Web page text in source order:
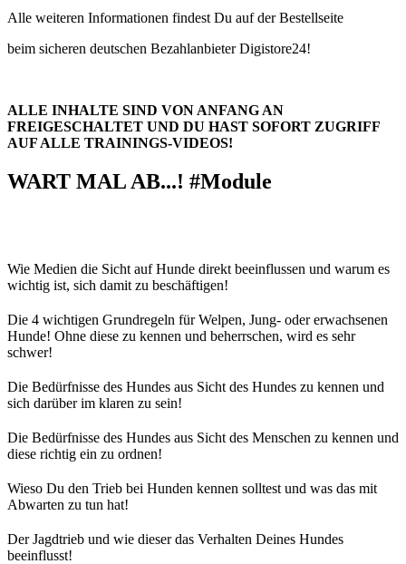
Alle weiteren Informationen findest Du auf der Bestellseite
beim sicheren deutschen Bezahlanbieter Digistore24!
ALLE INHALTE SIND VON ANFANG AN
FREIGESCHALTET UND DU HAST SOFORT ZUGRIFF
AUF ALLE TRAININGS-VIDEOS!
WART MAL AB...! #Module
Wie Medien die Sicht auf Hunde direkt beeinflussen und warum es
wichtig ist, sich damit zu beschäftigen!
Die 4 wichtigen Grundregeln für Welpen, Jung- oder erwachsenen
Hunde! Ohne diese zu kennen und beherrschen, wird es sehr
schwer!
Die Bedürfnisse des Hundes aus Sicht des Hundes zu kennen und
sich darüber im klaren zu sein!
Die Bedürfnisse des Hundes aus Sicht des Menschen zu kennen und
diese richtig ein zu ordnen!
Wieso Du den Trieb bei Hunden kennen solltest und was das mit
Abwarten zu tun hat!
Der Jagdtrieb und wie dieser das Verhalten Deines Hundes
beeinflusst!